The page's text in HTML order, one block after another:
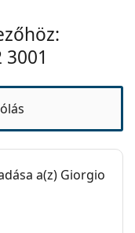
előtt olvasd el a
a(z) Giorgio